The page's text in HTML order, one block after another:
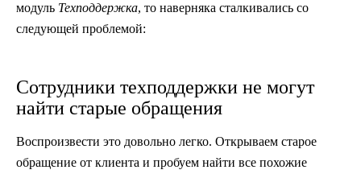
модуль Техподдержка, то наверняка сталкивались со
следующей проблемой:
Сотрудники техподдержки не могут
найти старые обращения
Воспроизвести это довольно легко. Открываем старое
обращение от клиента и пробуем найти все похожие